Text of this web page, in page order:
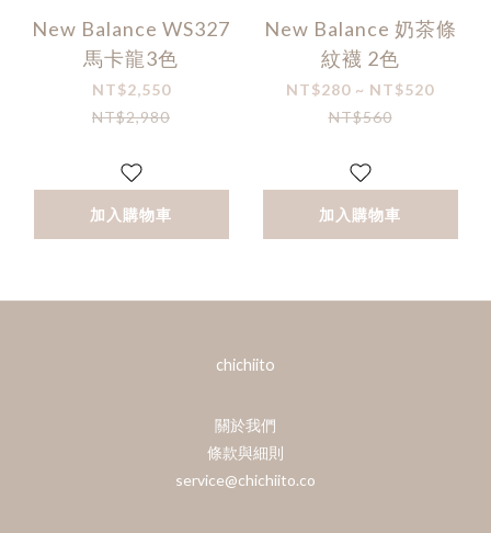
New Balance WS327
馬卡龍3色
NT$2,550
NT$2,980
加入購物車
New Balance 奶茶條
紋襪 2色
NT$280 ~ NT$520
NT$560
加入購物車
chichiito
關於我們
條款與細則
service@chichiito.co